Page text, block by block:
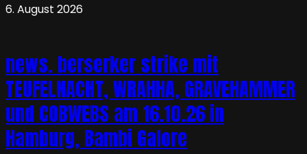
6. August 2026
news. berserker strike mit
TEUFELNACHT, WRAHHA, GRAVEHAMMER
und COBWEBS am 16.10.26 in
Hamburg, Bambi Galore